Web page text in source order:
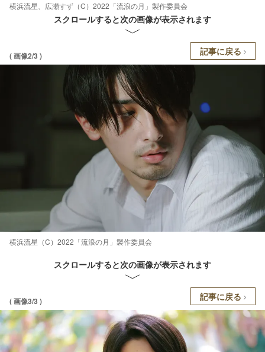
横浜流星、広瀬すず（C）2022「流浪の月」製作委員会
スクロールすると次の画像が表示されます
( 画像2/3 ) 記事に戻る
横浜流星（C）2022「流浪の月」製作委員会
スクロールすると次の画像が表示されます
( 画像3/3 ) 記事に戻る